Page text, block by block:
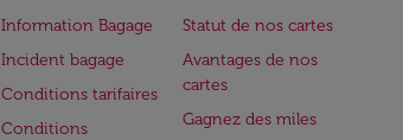
Information Bagage
Incident bagage
Conditions tarifaires
Conditions
Statut de nos cartes
Avantages de nos
cartes
Gagnez des miles